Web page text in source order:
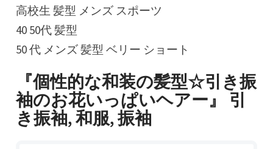
高校生 髪型 メンズ スポーツ
40 50代 髪型
50 代 メンズ 髪型 ベリー ショート
『個性的な和装の髪型☆引き振
袖のお花いっぱいヘアー』 引
き振袖, 和服, 振袖